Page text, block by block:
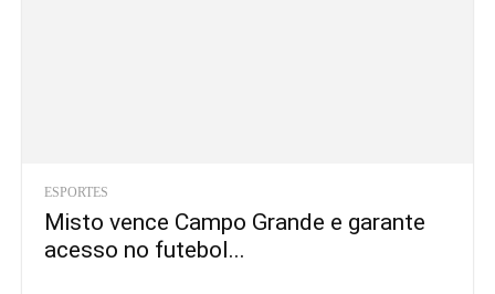
ESPORTES
Misto vence Campo Grande e garante
acesso no futebol...